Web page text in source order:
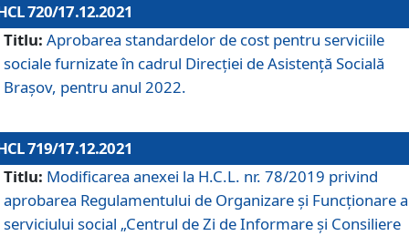
720/17.12.2021
Titlu: Aprobarea standardelor de cost pentru serviciile
sociale furnizate în cadrul Direcției de Asistență Socială
Brașov, pentru anul 2022.
719/17.12.2021
Titlu: Modificarea anexei la H.C.L. nr. 78/2019 privind
aprobarea Regulamentului de Organizare și Funcționare
serviciului social „Centrul de Zi de Informare şi Consiliere